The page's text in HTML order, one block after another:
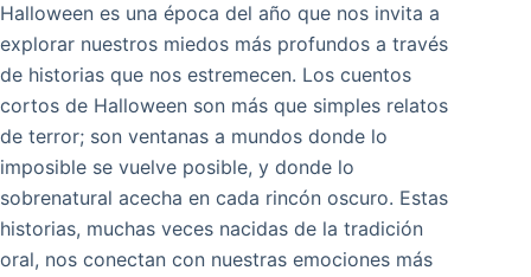
Halloween es una época del año que nos invita a
explorar nuestros miedos más profundos a través
de historias que nos estremecen. Los cuentos
cortos de Halloween son más que simples relatos
de terror; son ventanas a mundos donde lo
imposible se vuelve posible, y donde lo
sobrenatural acecha en cada rincón oscuro. Estas
historias, muchas veces nacidas de la tradición
oral, nos conectan con nuestras emociones más